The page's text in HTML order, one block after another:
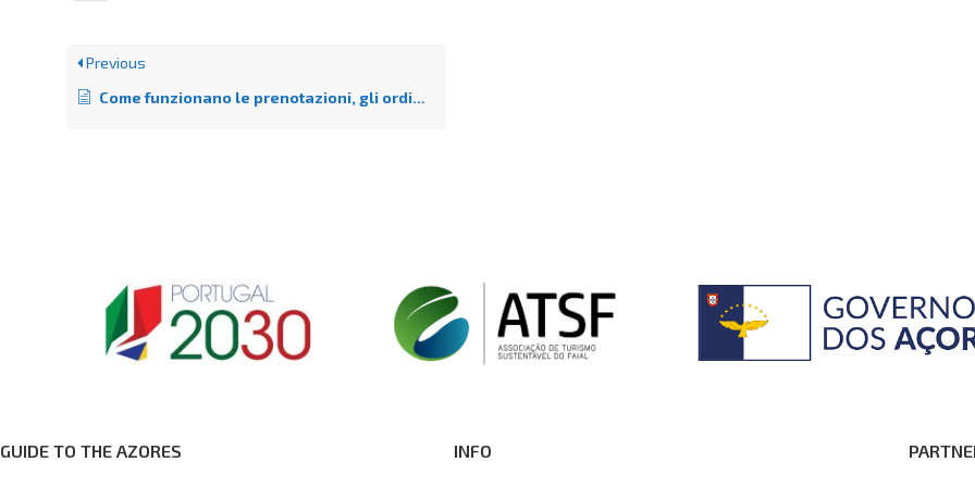
Previous
Come funzionano le prenotazioni, gli ordini e i pagamenti su GttA
GUIDE TO THE AZORES INFO